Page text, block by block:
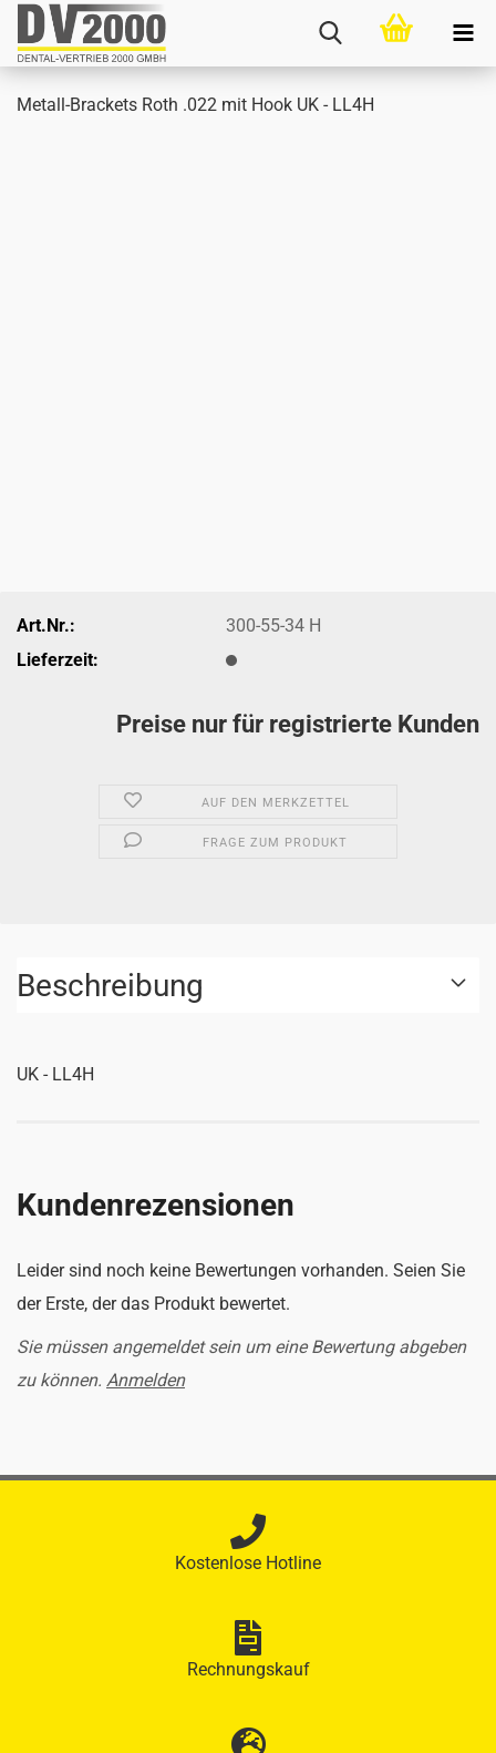
Metall-​Brackets Roth .022 mit Hook UK - LL4H
Art.Nr.:
300-55-34 H
Lieferzeit:
Preise nur für registrierte Kunden
AUF DEN MERKZETTEL
FRAGE ZUM PRODUKT
Beschreibung
UK - LL4H
Kundenrezensionen
Leider sind noch keine Bewertungen vorhanden. Seien Sie
der Erste, der das Produkt bewertet.
Sie müssen angemeldet sein um eine Bewertung abgeben
zu können. Anmelden
Kostenlose Hotline
Rechnungskauf